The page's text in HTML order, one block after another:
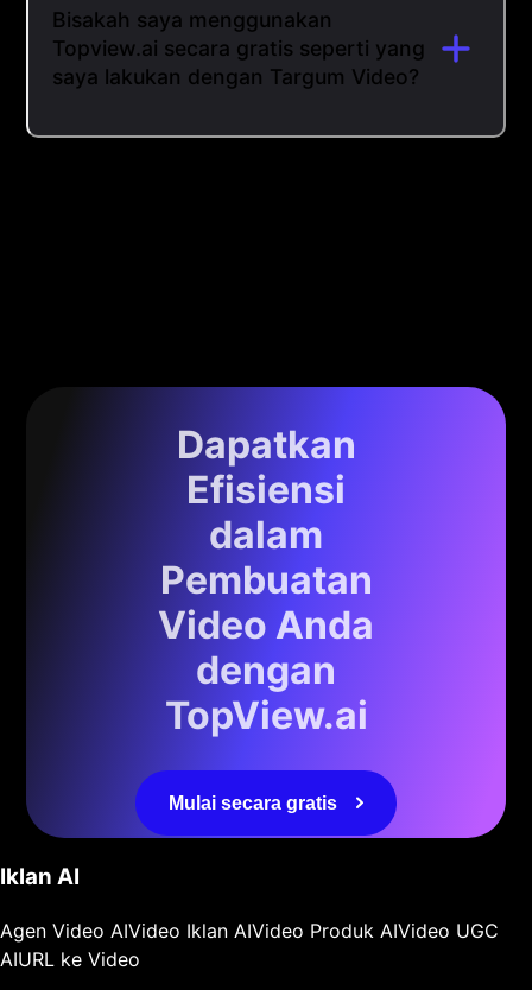
Bisakah saya menggunakan
Topview.ai secara gratis seperti yang
saya lakukan dengan Targum Video?
Dapatkan
Efisiensi
dalam
Pembuatan
Video Anda
dengan
TopView.ai
Mulai secara gratis
Iklan AI
Agen Video AIVideo Iklan AIVideo Produk AIVideo UGC
AIURL ke Video